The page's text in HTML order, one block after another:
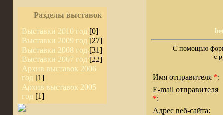
Разделы выставок
Выставки 2010 год [0]
Выставки 2009 год [27]
Выставки 2008 год [31]
Выставки 2007 год [22]
Архив выставок 2006
год [1]
Архив выставок 2005
год [1]
С помощью
с
Имя отправителя *:
E-mail отправителя
*:
Адрес веб-сайта: